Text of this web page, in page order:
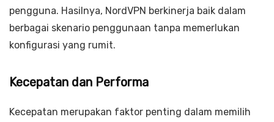
pengguna. Hasilnya, NordVPN berkinerja baik dalam
berbagai skenario penggunaan tanpa memerlukan
konfigurasi yang rumit.
Kecepatan dan Performa
Kecepatan merupakan faktor penting dalam memilih